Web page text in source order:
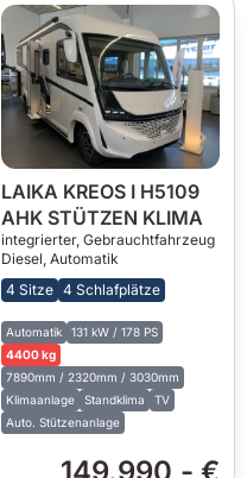
LAIKA KREOS I H5109
AHK STÜTZEN KLIMA
integrierter, Gebrauchtfahrzeug
Diesel, Automatik
4 Sitze 4 Schlafplätze
Automatik
131 kW / 178 PS
4400 kg
7890mm / 2320mm / 3030mm
Klimaanlage
Standklima
TV
Auto. Stützenanlage